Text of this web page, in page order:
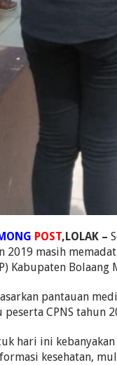
POST,LOLAK –
2019 masih
Kabupaten Bolaang
pantauan
peserta CPNS tahun
hari ini
kesehatan,